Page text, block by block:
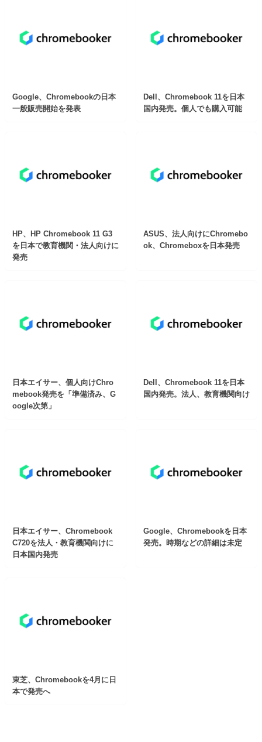
Google、Chromebookの日本
一般販売開始を発表
Dell、Chromebook 11を日本
国内発売。個人でも購入可能
HP、HP Chromebook 11 G3
を日本で教育機関・法人向けに
発売
ASUS、法人向けにChromebo
ok、Chromeboxを日本発売
日本エイサー、個人向けChro
mebook発売を「準備済み、G
oogle次第」
Dell、Chromebook 11を日本
国内発売。法人、教育機関向け
日本エイサー、Chromebook
C720を法人・教育機関向けに
日本国内発売
Google、Chromebookを日本
発売。時期などの詳細は未定
東芝、Chromebookを4月に日
本で発売へ